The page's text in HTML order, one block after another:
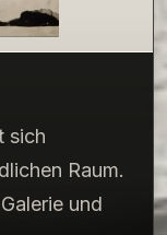
sich
Raum.
und